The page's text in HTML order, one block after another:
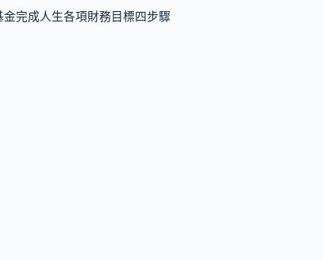
金完成人生各項財務目標四步驟